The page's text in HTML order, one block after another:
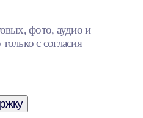
фото, аудио и
с согласия